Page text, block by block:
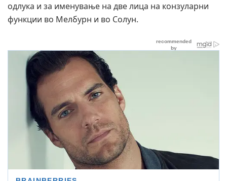
одлука и за именување на две лица на конзуларни
функции во Мелбурн и во Солун.